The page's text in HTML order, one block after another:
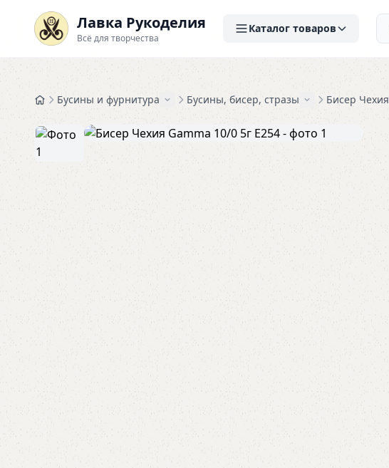
Лавка Рукоделия
Всё для творчества
Каталог товаров
Бусины и фурнитура Бусины, бисер, стразы Бисер Чехия